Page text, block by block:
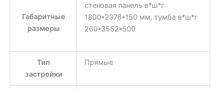
Габаритные
размеры
стеновая панель в*ш*г
1800*2376*150 мм, тумба в*ш*г
260*3552*500
Тип
застройки
Прямые